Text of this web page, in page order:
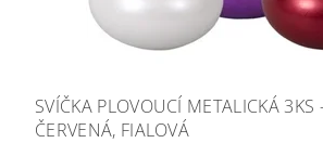
SVÍČKA PLOVOUCÍ METALICKÁ 3KS
ČERVENÁ, FIALOVÁ